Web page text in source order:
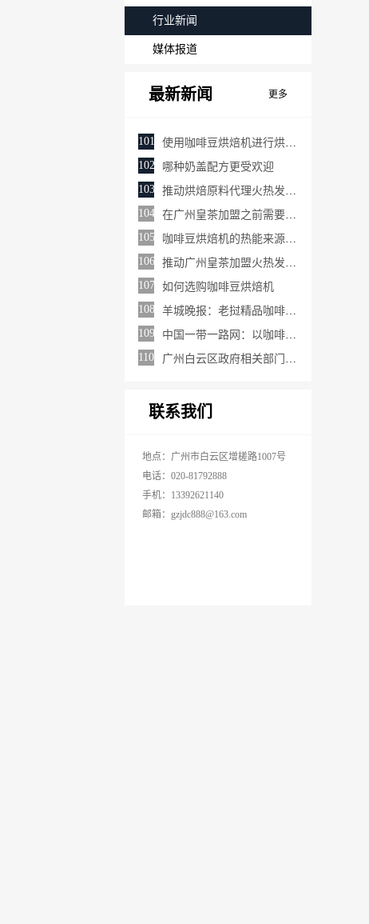
行业新闻
媒体报道
最新新闻 更多
101
使用咖啡豆烘焙机进行烘焙的注意事项
102
哪种奶盖配方更受欢迎
103
推动烘焙原料代理火热发展的原因有哪些
104
在广州皇茶加盟之前需要做哪些了解
105
咖啡豆烘焙机的热能来源有哪些
106
推动广州皇茶加盟火热发展的原因有哪些
107
如何选购咖啡豆烘焙机
108
羊城晚报：老挝精品咖啡入中国，老挝咖啡文化交流活动在穗举行（转载）
109
中国一带一路网：以咖啡为媒 助推中非贸易蓬勃发展
110
广州白云区政府相关部门向金达咖啡饮品城及众商家赠送“助力抗疫 爱心奉献”的锦旗和感谢信
联系我们
地点：广州市白云区增槎路1007号
电话：020-81792888
手机：13392621140
邮箱：gzjdc888@163.com